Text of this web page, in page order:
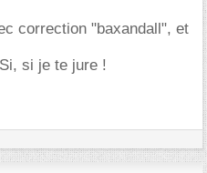
correction "baxandall", et
si je te jure !